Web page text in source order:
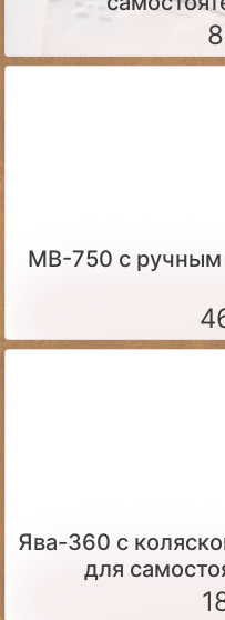
МВ-750 с ручным
Ява-360 c
для